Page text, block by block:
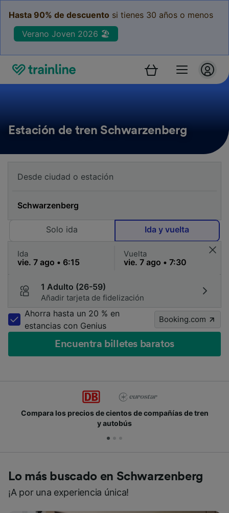
Hasta 90% de descuento si tienes 30 años o menos
Verano Joven 2026 🏖️
Estación de tren Schwarzenberg
Solo ida Ida y vuelta
Ida Vuelta
1 Adulto (26-59)
Añadir tarjeta de fidelización
Ahorra hasta un 20 % en
estancias con Genius
Booking.com
Encuentra billetes baratos
cientos de compañías de tren
Únete a los
Lo más buscado en Schwarzenberg
¡A por una experiencia única!